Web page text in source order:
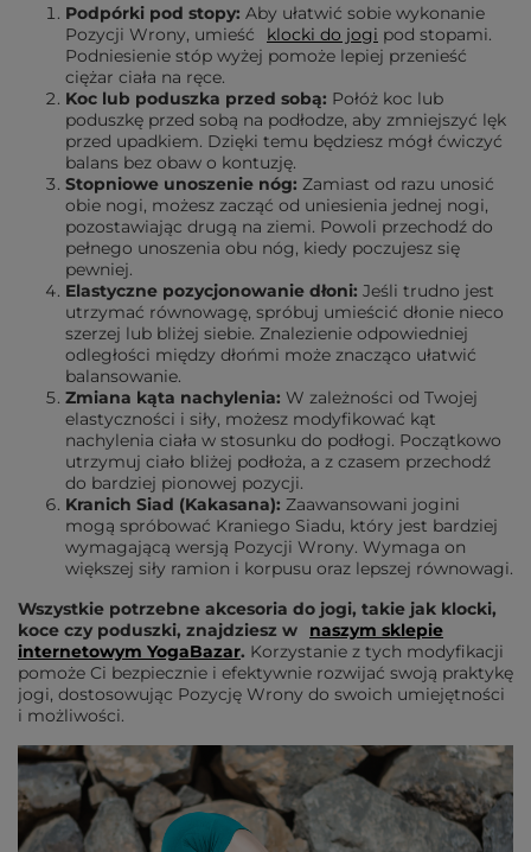
Podpórki pod stopy: Aby ułatwić sobie wykonanie
Pozycji Wrony, umieść
klocki do jogi pod stopami.
Podniesienie stóp wyżej pomoże lepiej przenieść
ciężar ciała na ręce.
Koc lub poduszka przed sobą: Połóż koc lub
poduszkę przed sobą na podłodze, aby zmniejszyć lęk
przed upadkiem. Dzięki temu będziesz mógł ćwiczyć
balans bez obaw o kontuzję.
Stopniowe unoszenie nóg: Zamiast od razu unosić
obie nogi, możesz zacząć od uniesienia jednej nogi,
pozostawiając drugą na ziemi. Powoli przechodź do
pełnego unoszenia obu nóg, kiedy poczujesz się
pewniej.
Elastyczne pozycjonowanie dłoni: Jeśli trudno jest
utrzymać równowagę, spróbuj umieścić dłonie nieco
szerzej lub bliżej siebie. Znalezienie odpowiedniej
odległości między dłońmi może znacząco ułatwić
balansowanie.
Zmiana kąta nachylenia: W zależności od Twojej
elastyczności i siły, możesz modyfikować kąt
nachylenia ciała w stosunku do podłogi. Początkowo
utrzymuj ciało bliżej podłoża, a z czasem przechodź
do bardziej pionowej pozycji.
Kranich Siad (Kakasana): Zaawansowani jogini
mogą spróbować Kraniego Siadu, który jest bardziej
wymagającą wersją Pozycji Wrony. Wymaga on
większej siły ramion i korpusu oraz lepszej równowagi.
Wszystkie potrzebne akcesoria do jogi, takie jak klocki,
koce czy poduszki, znajdziesz w
naszym sklepie
internetowym YogaBazar. Korzystanie z tych modyfikacji
pomoże Ci bezpiecznie i efektywnie rozwijać swoją praktykę
jogi, dostosowując Pozycję Wrony do swoich umiejętności
i możliwości.